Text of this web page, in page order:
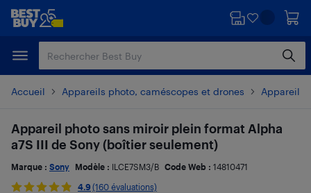
Passer
principal
Passer
Accueil Appareils photo, caméscopes et drones Appareils
Appareil photo sans miroir plein format Alpha
a7S III de Sony (boîtier seulement)
Marque : Sony Modèle : ILCE7SM3/B Code Web : 14810471
4.9 (160 évaluations)